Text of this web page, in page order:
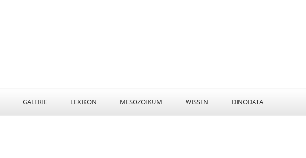
GALERIE LEXIKON MESOZOIKUM WISSEN DINODATA